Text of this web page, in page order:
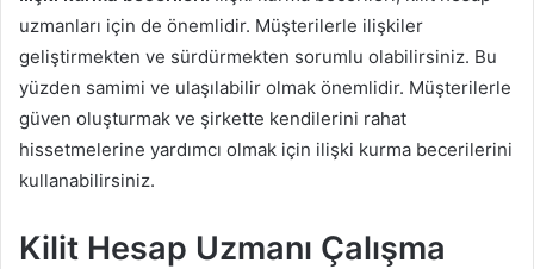
uzmanları için de önemlidir. Müşterilerle ilişkiler
geliştirmekten ve sürdürmekten sorumlu olabilirsiniz. Bu
yüzden samimi ve ulaşılabilir olmak önemlidir. Müşterilerle
güven oluşturmak ve şirkette kendilerini rahat
hissetmelerine yardımcı olmak için ilişki kurma becerilerini
kullanabilirsiniz.
Kilit Hesap Uzmanı Çalışma